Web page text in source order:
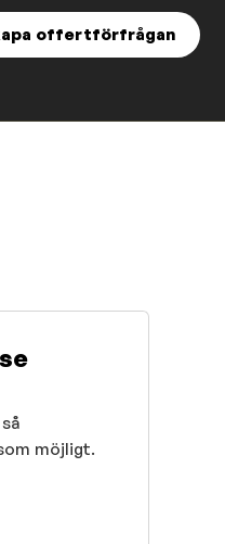
offertförfrågan
möjligt.